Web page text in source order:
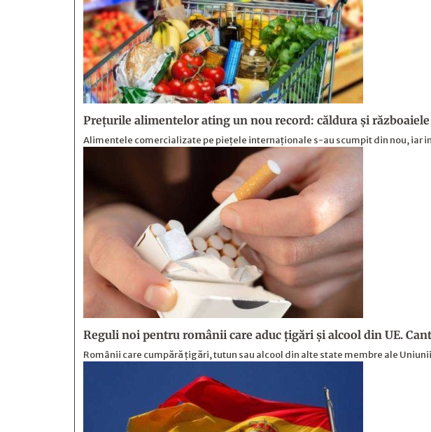
Prețurile alimentelor ating un nou record: căldura și
Alimentele comercializate pe piețele internaționale s-au scumpit din nou,
Reguli noi pentru românii care aduc țigări și alcool din UE.
Românii care cumpără țigări, tutun sau alcool din alte state membre ale